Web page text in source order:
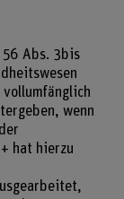
56 Abs. 3bis
wenn
hat hierzu